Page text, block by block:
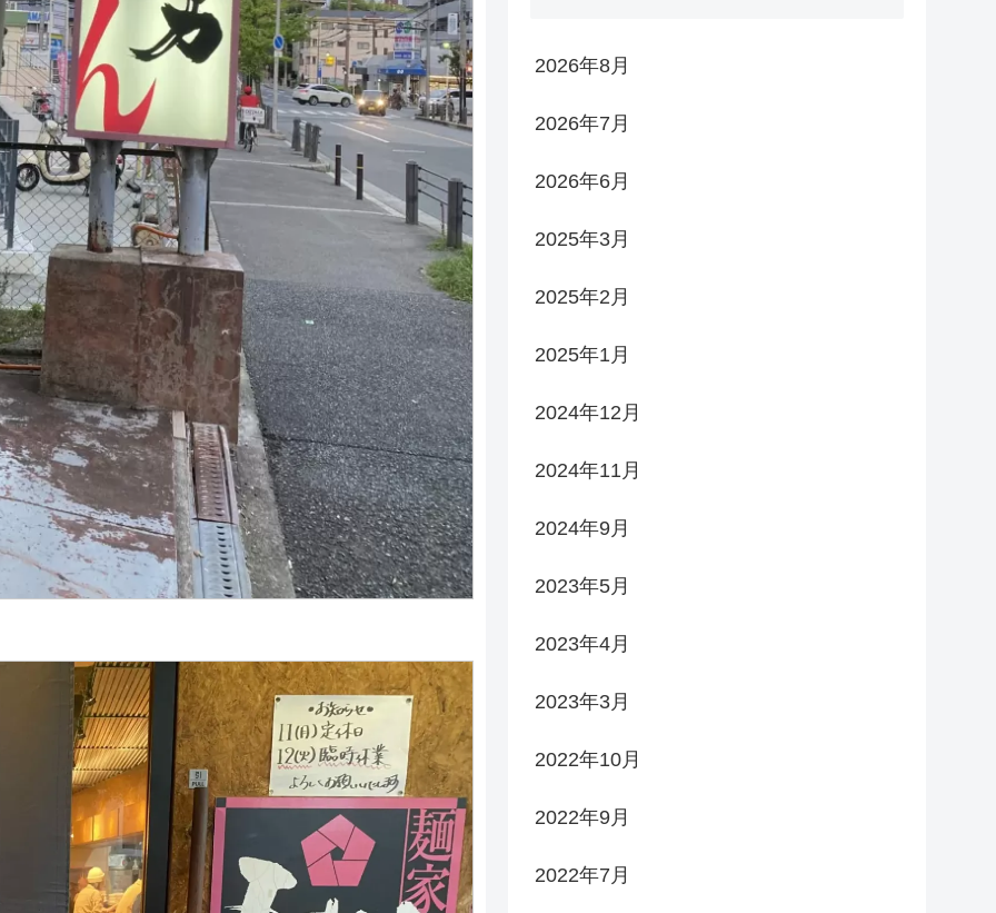
2026年8月
2026年7月
2026年6月
2025年3月
2025年2月
2025年1月
2024年12月
2024年11月
2024年9月
2023年5月
2023年4月
2023年3月
2022年10月
2022年9月
2022年7月